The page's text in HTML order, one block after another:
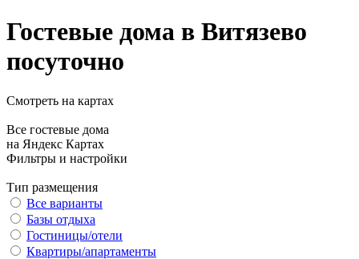
Гостевые дома в Витязево
посуточно
Смотреть на картах
Все гостевые дома
на Яндекс Картах
Фильтры и настройки
Тип размещения
Все варианты
Базы отдыха
Гостиницы/отели
Квартиры/апартаменты